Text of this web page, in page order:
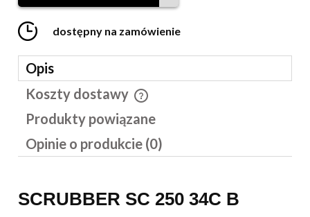
dostępny na zamówienie
Opis
Koszty dostawy
Cena nie zawiera ewentualnych kosztów płatności
Produkty powiązane
Opinie o produkcie (0)
SCRUBBER SC 250 34C B